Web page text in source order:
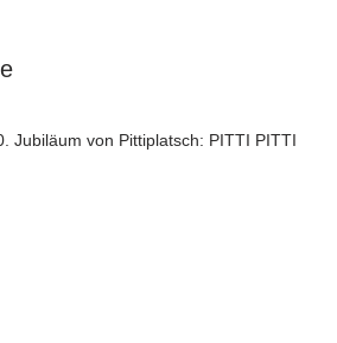
Jubiläum von Pittiplatsch: PITTI PITTI